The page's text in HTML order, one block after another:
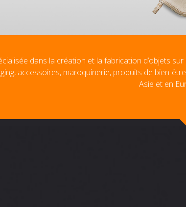
dans la création et la fabrication d’objets
accessoires, maroquinerie, produits de bien-
Asie et en